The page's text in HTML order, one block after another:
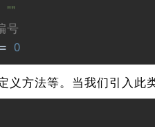
""
号
0
方法等。当我们引入此